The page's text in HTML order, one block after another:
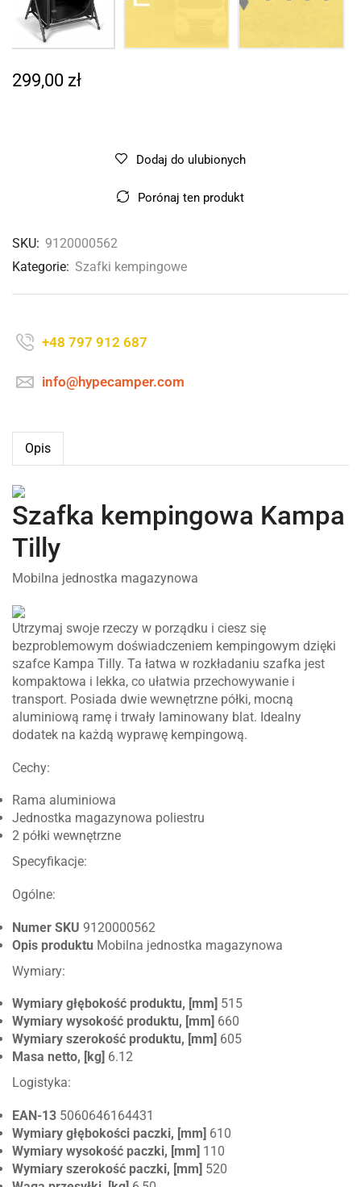
299,00 zł
Dodaj do ulubionych
Porónaj ten produkt
SKU: 9120000562
Kategorie: Szafki kempingowe
+48 797 912 687
info@hypecamper.com
Opis
Szafka kempingowa Kampa
Tilly
Mobilna jednostka magazynowa
Utrzymaj swoje rzeczy w porządku i ciesz się
bezproblemowym doświadczeniem kempingowym dzięki
szafce Kampa Tilly. Ta łatwa w rozkładaniu szafka jest
kompaktowa i lekka, co ułatwia przechowywanie i
transport. Posiada dwie wewnętrzne półki, mocną
aluminiową ramę i trwały laminowany blat. Idealny
dodatek na każdą wyprawę kempingową.
Cechy:
Rama aluminiowa
Jednostka magazynowa poliestru
2 półki wewnętrzne
Specyfikacje:
Ogólne:
Numer SKU 9120000562
Opis produktu Mobilna jednostka magazynowa
Wymiary:
Wymiary głębokość produktu, [mm] 515
Wymiary wysokość produktu, [mm] 660
Wymiary szerokość produktu, [mm] 605
Masa netto, [kg] 6.12
Logistyka:
EAN-13 5060646164431
Wymiary głębokości paczki, [mm] 610
Wymiary wysokość paczki, [mm] 110
Wymiary szerokość paczki, [mm] 520